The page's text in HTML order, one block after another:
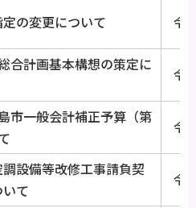
の変更について 令
合計画基本構想の策定に
令
市一般会計補正予算（第
令
設備等改修工事請負契
て
令